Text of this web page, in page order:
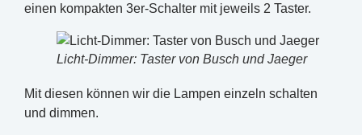
einen kompakten 3er-Schalter mit jeweils 2 Taster.
Licht-Dimmer: Taster von Busch und Jaeger
Mit diesen können wir die Lampen einzeln schalten
und dimmen.